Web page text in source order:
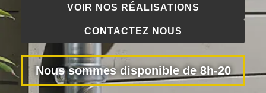
VOIR NOS RÉALISATIONS
CONTACTEZ NOUS
Nous sommes disponible de 8h-20